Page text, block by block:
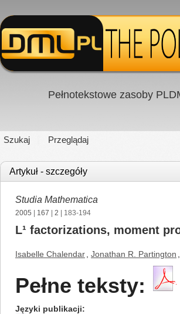
Pełnotekstowe zasoby
Szukaj Przeglądaj
Artykuł - szczegóły
Studia Mathematica
2005 167 2 | 183-194
L¹ factorizations, moment
Isabelle Chalendar Jonathan R. Partington
Pełne teksty:
Języki publikacji